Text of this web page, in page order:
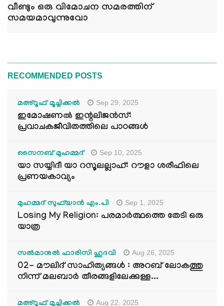
വീണ്ടും ഒരു വിമോചന സമരത്തിന്
സമയമാവുന്നുവോ
RECOMMENDED POSTS
മഅ്റൂഫ് മൂച്ചിക്കല്‍ Sep 29, 2025
ഇമോഷണൽ ഇന്റലിജൻസ്:
പ്രവാചകജീവിതത്തിലെ പാഠങ്ങൾ
സൈനബ് മുഹമ്മദ് Sep 10, 2025
യാ സയ്യിദീ യാ റസൂലല്ലാഹ്: റൗളാ ശരീഫിലെ
പ്രണയകാവ്യം
മുഹമ്മദ് സുഫ്‌യാൻ എം.പി Sep 1, 2025
Losing My Religion: പരമാർത്ഥത്തെ തേടി ഒരു
യാത്ര
സൽമാനുൽ ഫാരിസി ഹുദവി Aug 26, 2025
02- മൗലിദ് സാഹിത്യങ്ങൾ : അറബ് ലോകത്തു
നിന്ന് മലബാർ തീരങ്ങളിലേക്കുള്ള...
മഅ്റൂഫ് മൂച്ചിക്കല്‍ Aug 22, 2025